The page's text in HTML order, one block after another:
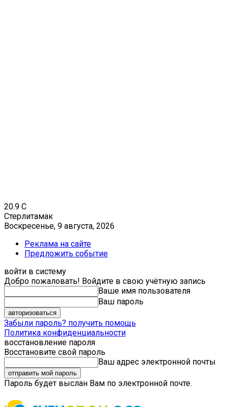
20.9 C
Стерлитамак
Воскресенье, 9 августа, 2026
Реклама на сайте
Предложить событие
войти в систему
Добро пожаловать! Войдите в свою учётную запись
Ваше имя пользователя
Ваш пароль
Забыли пароль? получить помощь
Политика конфиденциальности
восстановление пароля
Восстановите свой пароль
Ваш адрес электронной почты
Пароль будет выслан Вам по электронной почте.